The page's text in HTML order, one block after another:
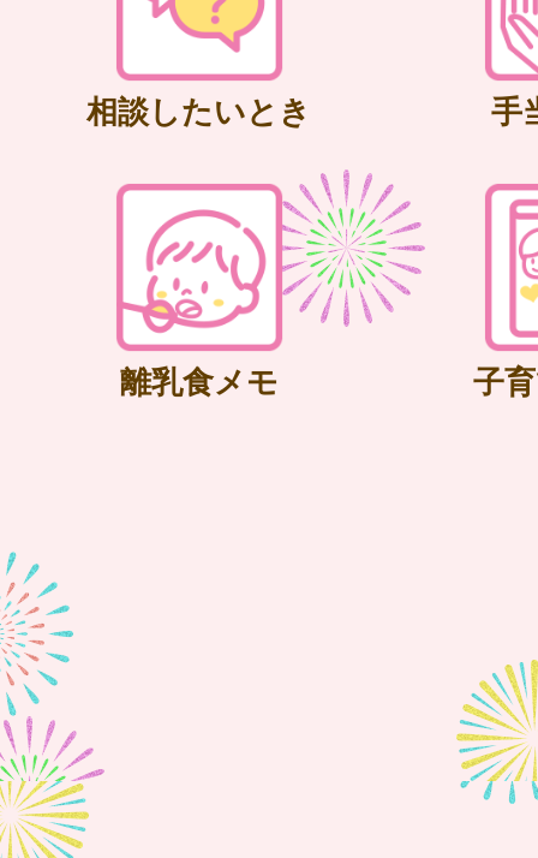
相談したいとき 手
離乳食メモ 子